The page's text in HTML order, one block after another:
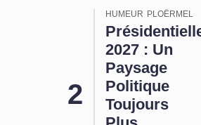
HUMEUR PLOËRMEL
2027 : Un
Paysage
Politique
Toujours